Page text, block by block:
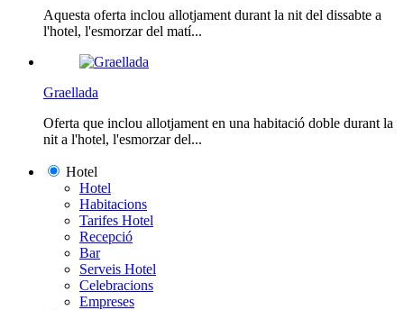
Aquesta oferta inclou allotjament durant la nit del dissabte a
l'hotel, l'esmorzar del matí...
Graellada
Oferta que inclou allotjament en una habitació doble durant la
nit a l'hotel, l'esmorzar del...
Hotel
Hotel
Habitacions
Tarifes Hotel
Recepció
Bar
Serveis Hotel
Celebracions
Empreses